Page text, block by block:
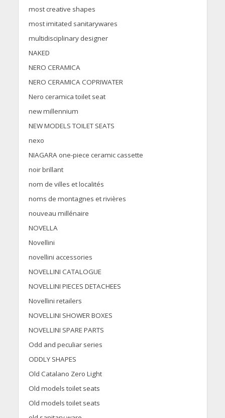
most creative shapes
most imitated sanitarywares
multidisciplinary designer
NAKED
NERO CERAMICA
NERO CERAMICA COPRIWATER
Nero ceramica toilet seat
new millennium
NEW MODELS TOILET SEATS
nexo
NIAGARA one-piece ceramic cassette
noir brillant
nom de villes et localités
noms de montagnes et rivières
nouveau millénaire
NOVELLA
Novellini
novellini accessories
NOVELLINI CATALOGUE
NOVELLINI PIECES DETACHEES
Novellini retailers
NOVELLINI SHOWER BOXES
NOVELLINI SPARE PARTS
Odd and peculiar series
ODDLY SHAPES
Old Catalano Zero Light
Old models toilet seats
Old models toilet seats